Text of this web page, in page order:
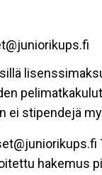
ei stipendejä
hakemus